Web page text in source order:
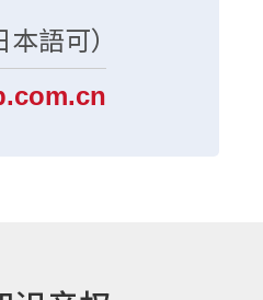
語可）